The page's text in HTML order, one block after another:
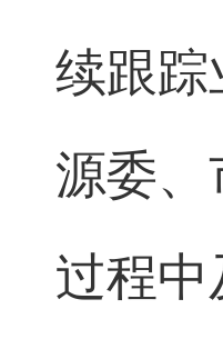
续跟踪
源委
过程